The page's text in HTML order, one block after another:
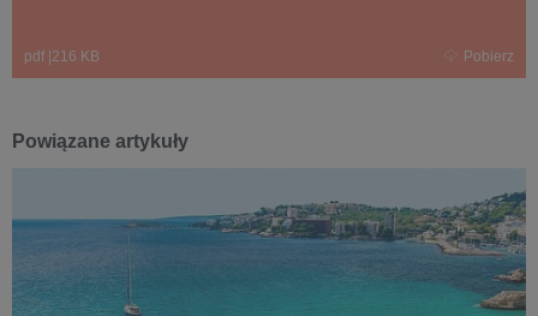
pdf 216 KB Pobierz
Powiązane artykuły